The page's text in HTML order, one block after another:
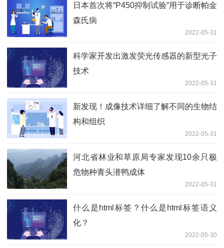
日本首次将“P450抑制试验”用于诊断帕金
森氏病
2022-05-31
科学家开发出激发荧光传感器的新型光子
技术
2022-05-31
新发现！成像技术详细了解不同的生物结
构和组织
2022-05-31
河北省林业和草原局专家发现10余只极
危物种青头潜鸭成体
2022-05-31
什么是html标签？什么是html标签语义
化？
2022-05-30